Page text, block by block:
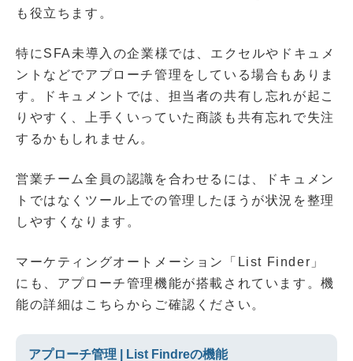
も役立ちます。
特にSFA未導入の企業様では、エクセルやドキュメ
ントなどでアプローチ管理をしている場合もありま
す。ドキュメントでは、担当者の共有し忘れが起こ
りやすく、上手くいっていた商談も共有忘れで失注
するかもしれません。
営業チーム全員の認識を合わせるには、ドキュメン
トではなくツール上での管理したほうが状況を整理
しやすくなります。
マーケティングオートメーション「List Finder」
にも、アプローチ管理機能が搭載されています。機
能の詳細はこちらからご確認ください。
アプローチ管理 | List Findreの機能